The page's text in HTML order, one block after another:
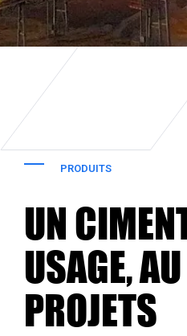
PRODUITS
UN
USAGE,
PROJETS